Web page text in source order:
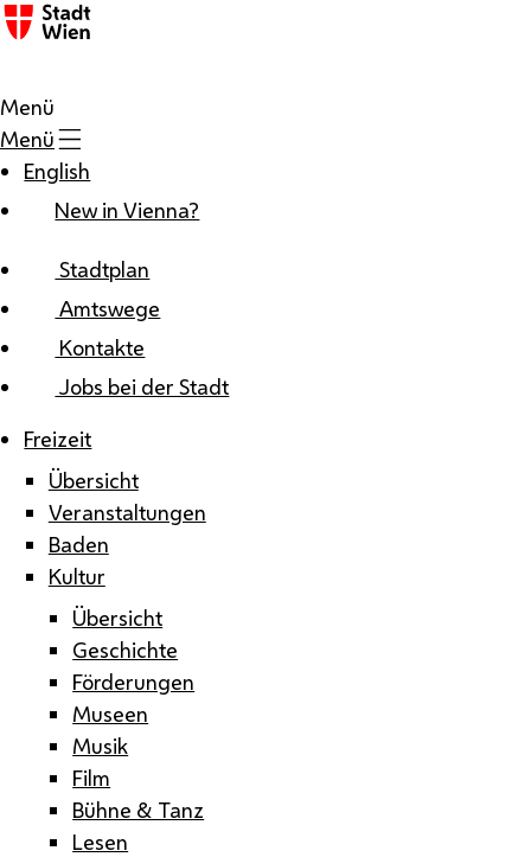
Zum Inhalt
Menü
Menü
English
New in Vienna?
Stadtplan
Amtswege
Kontakte
Jobs bei der Stadt
Freizeit
Übersicht
Veranstaltungen
Baden
Kultur
Übersicht
Geschichte
Förderungen
Museen
Musik
Film
Bühne & Tanz
Lesen